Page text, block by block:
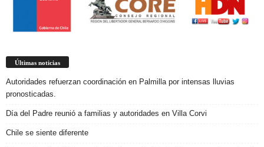
Últimas noticias
Autoridades refuerzan coordinación en Palmilla por intensas lluvias
pronosticadas.
Día del Padre reunió a familias y autoridades en Villa Corvi
Chile se siente diferente